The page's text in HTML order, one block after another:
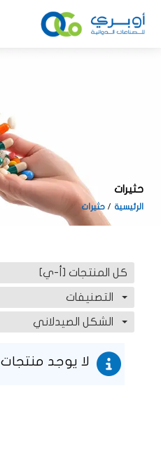
حثيرات
الرئيسية حثيرات
كل المنتجات [أ-ي]
التصنيفات
الشكل الصيدلاني
لا يوجد منتجات